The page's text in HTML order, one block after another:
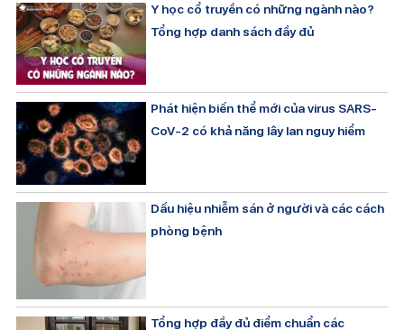
Y học cổ truyền có những ngành nào?
Tổng hợp danh sách đầy đủ
Phát hiện biến thể mới của virus SARS-
CoV-2 có khả năng lây lan nguy hiểm
Dấu hiệu nhiễm sán ở người và các cách
phòng bệnh
Tổng hợp đầy đủ điểm chuẩn các